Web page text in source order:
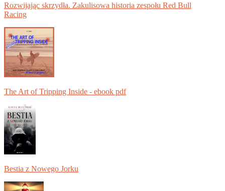
Rozwijając skrzydła. Zakulisowa historia zespołu Red Bull
Racing
The Art of Tripping Inside - ebook pdf
Bestia z Nowego Jorku